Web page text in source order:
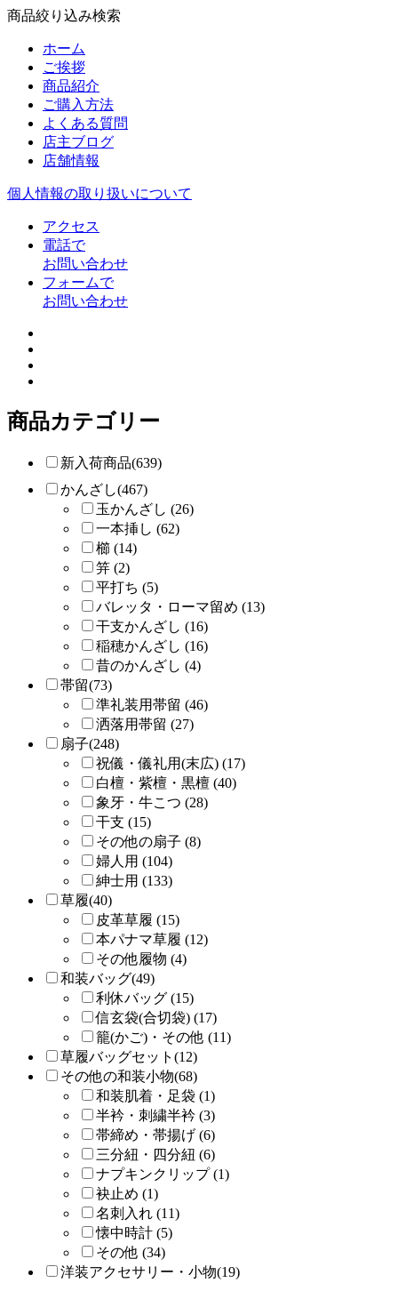
商品絞り込み検索
ホーム
ご挨拶
商品紹介
ご購入方法
よくある質問
店主ブログ
店舗情報
個人情報の取り扱いについて
アクセス
電話で
お問い合わせ
フォームで
お問い合わせ
商品カテゴリー
新入荷商品(639)
かんざし(467)
玉かんざし (26)
一本挿し (62)
櫛 (14)
笄 (2)
平打ち (5)
バレッタ・ローマ留め (13)
干支かんざし (16)
稲穂かんざし (16)
昔のかんざし (4)
帯留(73)
準礼装用帯留 (46)
洒落用帯留 (27)
扇子(248)
祝儀・儀礼用(末広) (17)
白檀・紫檀・黒檀 (40)
象牙・牛こつ (28)
干支 (15)
その他の扇子 (8)
婦人用 (104)
紳士用 (133)
草履(40)
皮革草履 (15)
本パナマ草履 (12)
その他履物 (4)
和装バッグ(49)
利休バッグ (15)
信玄袋(合切袋) (17)
籠(かご)・その他 (11)
草履バッグセット(12)
その他の和装小物(68)
和装肌着・足袋 (1)
半衿・刺繍半衿 (3)
帯締め・帯揚げ (6)
三分紐・四分紐 (6)
ナプキンクリップ (1)
袂止め (1)
名刺入れ (11)
懐中時計 (5)
その他 (34)
洋装アクセサリー・小物(19)